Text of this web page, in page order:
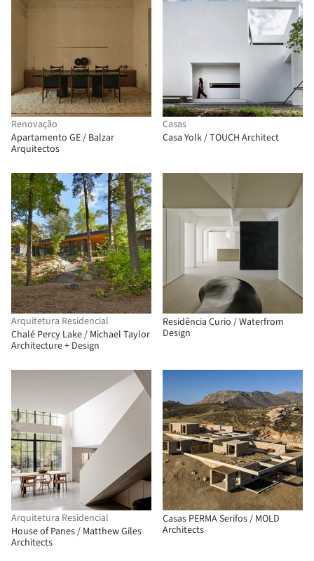
Renovação
Apartamento GE / Balzar
Arquitectos
Casas
Casa Yolk / TOUCH Architect
Arquitetura Residencial
Chalé Percy Lake / Michael Taylor
Architecture + Design
Residência Curio / Waterfrom
Design
Arquitetura Residencial
House of Panes / Matthew Giles
Architects
Casas PERMA Serifos / MOLD
Architects